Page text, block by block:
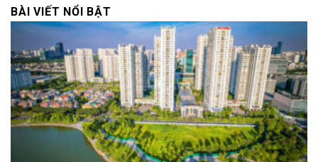
BÀI VIẾT NỔI BẬT